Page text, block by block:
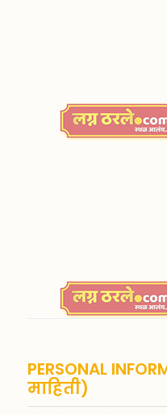
PERSONAL
माहिती)